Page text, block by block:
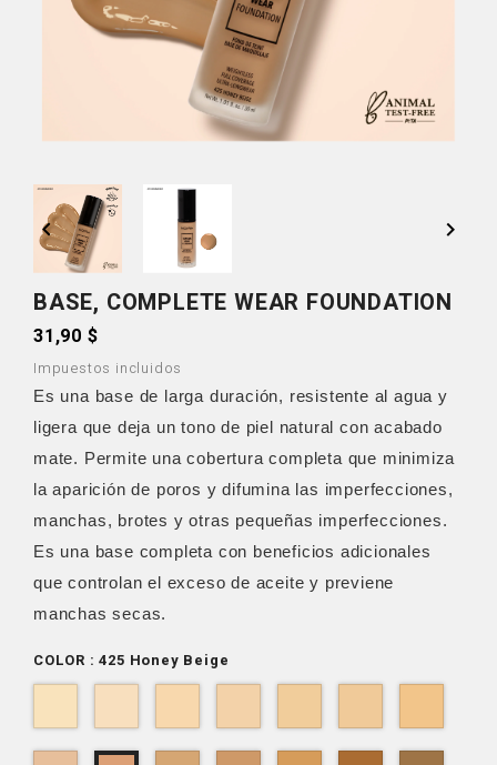
 
BASE, COMPLETE WEAR FOUNDATION
31,90 $
Impuestos incluidos
Es una base de larga duración, resistente al agua y
ligera que deja un tono de piel natural con acabado
mate. Permite una cobertura completa que minimiza
la aparición de poros y difumina las imperfecciones,
manchas, brotes y otras pequeñas imperfecciones.
Es una base completa con beneficios adicionales
que controlan el exceso de aceite y previene
manchas secas.
COLOR : 425 Honey Beige
Light
Ivory
Barely
Beige
Bisque Natural
Buff
Nude
Beige
True
Beige
Classic
Beige